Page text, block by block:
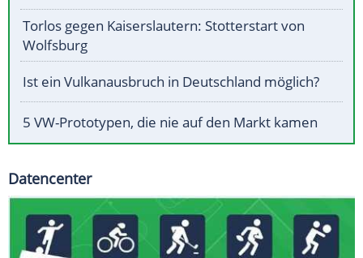
Torlos gegen Kaiserslautern: Stotterstart von
Wolfsburg
Ist ein Vulkanausbruch in Deutschland möglich?
5 VW-Prototypen, die nie auf den Markt kamen
Datencenter